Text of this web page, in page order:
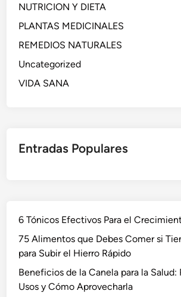
NUTRICION Y DIETA
PLANTAS MEDICINALES
REMEDIOS NATURALES
Uncategorized
VIDA SANA
Entradas Populares
6 Tónicos Efectivos Para el
75 Alimentos que Debes Comer si
para Subir el Hierro Rápido
Beneficios de la Canela para la Salud:
Usos y Cómo Aprovecharla